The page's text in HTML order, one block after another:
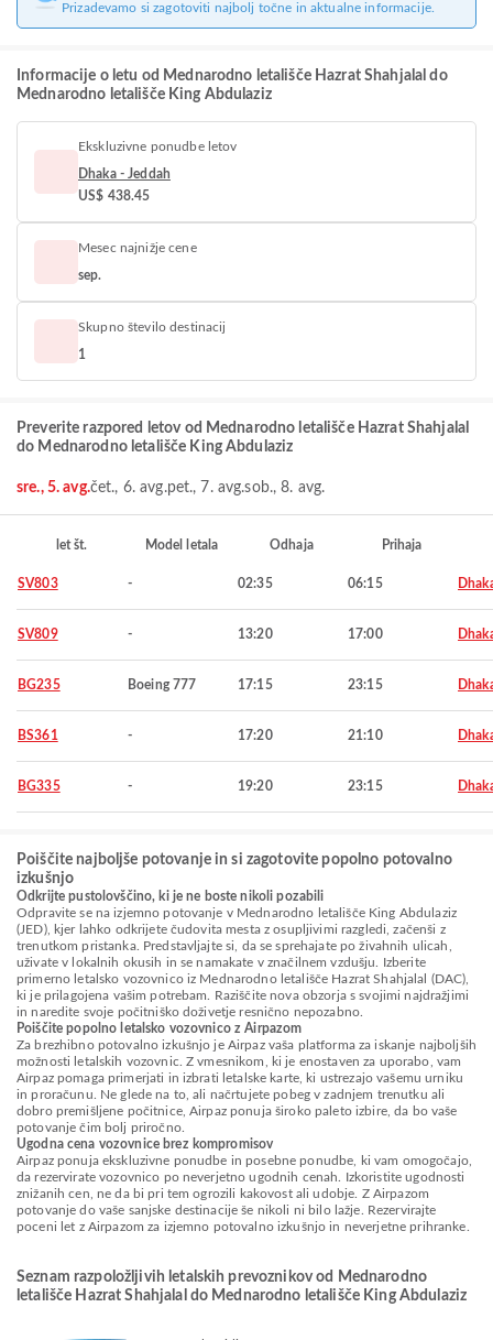
Prizadevamo si zagotoviti najbolj točne in aktualne informacije.
Informacije o letu od Mednarodno letališče Hazrat Shahjalal do
Mednarodno letališče King Abdulaziz
Ekskluzivne ponudbe letov
Dhaka - Jeddah
US$ 438.45
Mesec najnižje cene
sep.
Skupno število destinacij
1
Preverite razpored letov od Mednarodno letališče Hazrat Shahjalal
do Mednarodno letališče King Abdulaziz
sre., 5. avg.čet., 6. avg.pet., 7. avg.sob., 8. avg.
let št. Model letala Odhaja Prihaja
SV803 - 02:35 06:15
SV809 - 13:20 17:00
BG235 Boeing 777 17:15 23:15
BS361 - 17:20 21:10
BG335 - 19:20 23:15
Poiščite najboljše potovanje in si zagotovite popolno potovalno
izkušnjo
Odkrijte pustolovščino, ki je ne boste nikoli pozabili
Odpravite se na izjemno potovanje v Mednarodno letališče King Abdulaziz
(JED), kjer lahko odkrijete čudovita mesta z osupljivimi razgledi, začenši z
trenutkom pristanka. Predstavljajte si, da se sprehajate po živahnih ulicah,
uživate v lokalnih okusih in se namakate v značilnem vzdušju. Izberite
primerno letalsko vozovnico iz Mednarodno letališče Hazrat Shahjalal (DAC),
ki je prilagojena vašim potrebam. Raziščite nova obzorja s svojimi najdražjimi
in naredite svoje počitniško doživetje resnično nepozabno.
Poiščite popolno letalsko vozovnico z Airpazom
Za brezhibno potovalno izkušnjo je Airpaz vaša platforma za iskanje najboljših
možnosti letalskih vozovnic. Z vmesnikom, ki je enostaven za uporabo, vam
Airpaz pomaga primerjati in izbrati letalske karte, ki ustrezajo vašemu urniku
in proračunu. Ne glede na to, ali načrtujete pobeg v zadnjem trenutku ali
dobro premišljene počitnice, Airpaz ponuja široko paleto izbire, da bo vaše
potovanje čim bolj priročno.
Ugodna cena vozovnice brez kompromisov
Airpaz ponuja ekskluzivne ponudbe in posebne ponudbe, ki vam omogočajo,
da rezervirate vozovnico po neverjetno ugodnih cenah. Izkoristite ugodnosti
znižanih cen, ne da bi pri tem ogrozili kakovost ali udobje. Z Airpazom
potovanje do vaše sanjske destinacije še nikoli ni bilo lažje. Rezervirajte
poceni let z Airpazom za izjemno potovalno izkušnjo in neverjetne prihranke.
Seznam razpoložljivih letalskih prevoznikov od Mednarodno
letališče Hazrat Shahjalal do Mednarodno letališče King Abdulaziz